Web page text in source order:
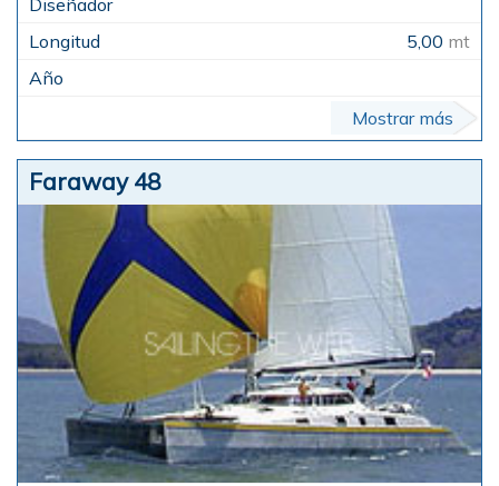
5,00 mt
Mostrar más
Faraway 48